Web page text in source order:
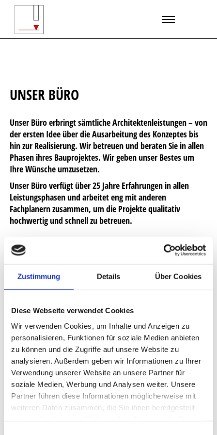
Zustimmung Details Über Cookies
Diese Webseite verwendet Cookies
Wir verwenden Cookies, um Inhalte und Anzeigen zu
personalisieren, Funktionen für soziale Medien anbieten
zu können und die Zugriffe auf unsere Website zu
analysieren. Außerdem geben wir Informationen zu Ihrer
Verwendung unserer Website an unsere Partner für
soziale Medien, Werbung und Analysen weiter. Unsere
Partner führen diese Informationen möglicherweise mit
weiteren Daten zusammen, die Sie ihnen bereitgestellt
UNSER BÜRO
Unser Büro erbringt sämtliche Architektenleistungen – von
der ersten Idee über die Ausarbeitung des Konzeptes bis
hin zur Realisierung. Wir betreuen und beraten Sie in allen
Phasen ihres Bauprojektes. Wir geben unser Bestes um
Ihre Wünsche umzusetzen.
Unser Büro verfügt über 25 Jahre Erfahrungen in allen
Leistungsphasen und arbeitet eng mit anderen
Fachplanern zusammen, um die Projekte qualitativ
hochwertig und schnell zu betreuen.
UNSERE AUFGABENGEBIETE
NEUBAU
GEWERBE
Wir sehen unsere Aufgaben darin, unseren Bauherren
bestens zu beraten und zu vertreten. Auf die Wünsche ein
zugehen und Probleme frühzeitig zu lösen, egal ob nur eine
Leistungsphase beauftragt wurde oder das gesamte
Spektrum abgedeckt wird.
UNSER TEAM